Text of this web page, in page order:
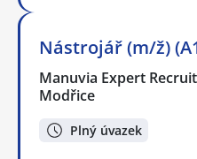
Nástrojář (m/ž)
Manuvia Expert
Modřice
Plný úvazek